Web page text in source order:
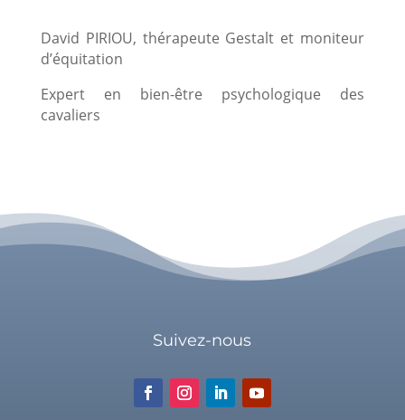
David PIRIOU, thérapeute Gestalt et moniteur
d’équitation
Expert en bien-être psychologique des
cavaliers
Suivez-nous